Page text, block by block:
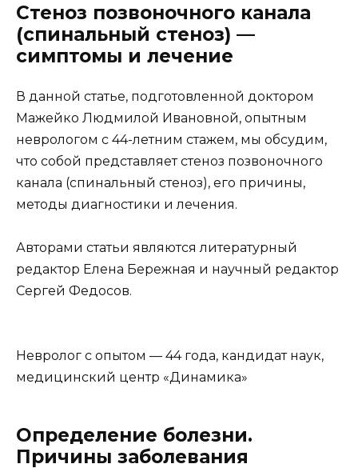
Стеноз позвоночного канала
(спинальный стеноз) —
симптомы и лечение
В данной статье, подготовленной доктором
Мажейко Людмилой Ивановной, опытным
неврологом с 44-летним стажем, мы обсудим,
что собой представляет стеноз позвоночного
канала (спинальный стеноз), его причины,
методы диагностики и лечения.
Авторами статьи являются литературный
редактор Елена Бережная и научный редактор
Сергей Федосов.
Невролог с опытом — 44 года, кандидат наук,
медицинский центр «Динамика»
Определение болезни.
Причины заболевания